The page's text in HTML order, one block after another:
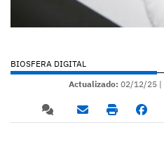
BIOSFERA DIGITAL
Actualizado: 02/12/25 |